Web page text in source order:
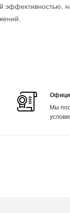
эффективностью,
Мы